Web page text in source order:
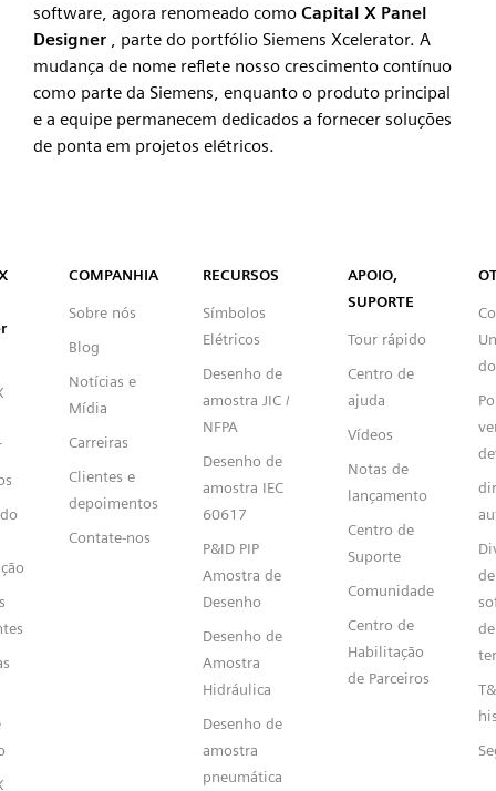
software, agora renomeado como Capital X Panel
Designer , parte do portfólio Siemens Xcelerator. A
mudança de nome reflete nosso crescimento contínuo
como parte da Siemens, enquanto o produto principal
e a equipe permanecem dedicados a fornecer soluções
de ponta em projetos elétricos.
Capital™ X Panel Designer
COMPANHIA
Sobre nós
Blog
Notícias e
Mídia
Carreiras
Clientes e
depoimentos
Contate-nos
RECURSOS
Símbolos
Elétricos
Desenho de
amostra JIC /
NFPA
Desenho de
amostra IEC
60617
P&ID PIP
Amostra de
Desenho
Desenho de
Amostra
Hidráulica
Desenho de
amostra
pneumática
APOIO,
SUPORTE
Tour rápido
Centro de
ajuda
Vídeos
Notas de
lançamento
Centro de
Suporte
Comunidade
Centro de
Habilitação
de Parceiros
de
de